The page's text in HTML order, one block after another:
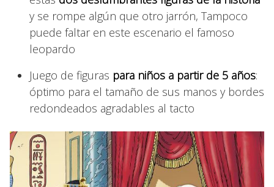
y se rompe algún que otro jarrón, Tampoco
puede faltar en este escenario el famoso
leopardo
Juego de figuras para niños a partir de 5 años:
óptimo para el tamaño de sus manos y bordes
redondeados agradables al tacto